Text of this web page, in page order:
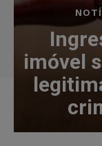
imóvel